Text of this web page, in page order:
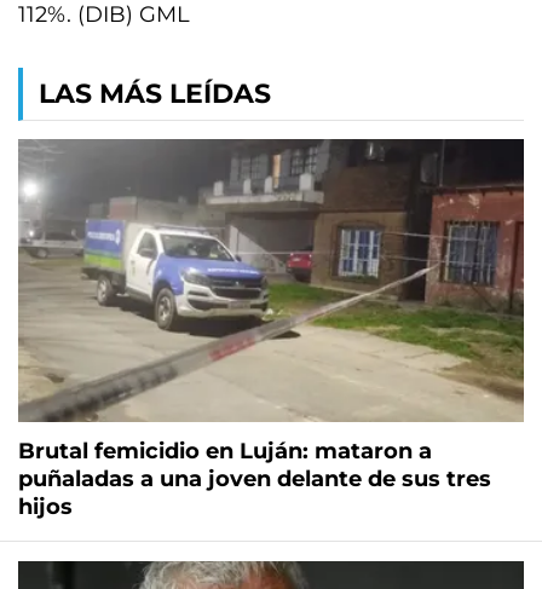
112%. (DIB) GML
LAS MÁS LEÍDAS
Brutal femicidio en Luján: mataron a
puñaladas a una joven delante de sus tres
hijos